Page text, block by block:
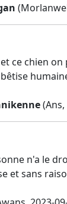
ce chien on
n'a le
et sans